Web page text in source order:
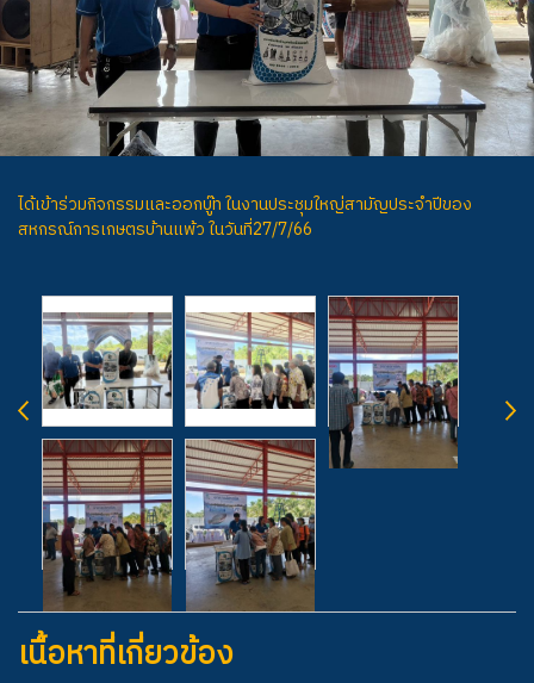
ได้เข้าร่วมกิจกรรมและออกบู๊ท​ ในงานประชุมใหญ่สามัญประจำปี​ของ​
สหกรณ์การเกษตรบ้านแพ้ว​ ในวันที่​27/7/66
เนื้อหาที่เกี่ยวข้อง